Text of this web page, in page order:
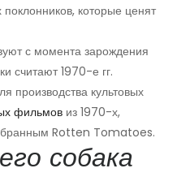
которые ценят
с момента зарождения
считают 1970-е гг.
производства культовых
фильмов из 1970-х,
Rotten Tomatoes.
собака